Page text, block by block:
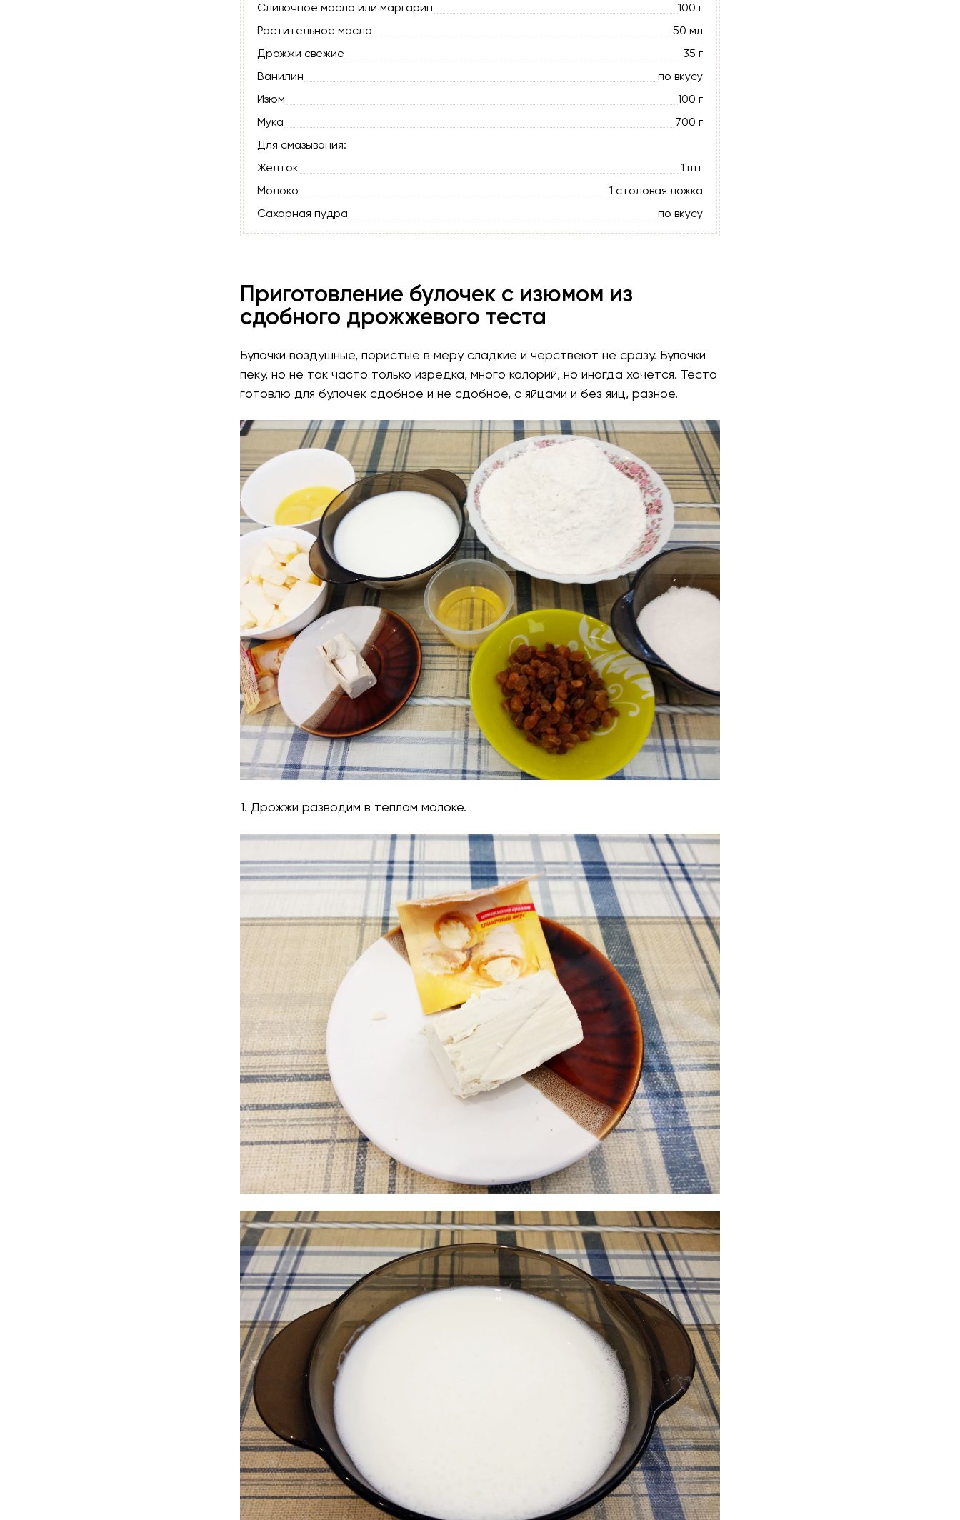
Сливочное масло или маргарин
100 г
Растительное масло
50 мл
Дрожжи свежие
35 г
Ванилин
по вкусу
Изюм
100 г
Мука
700 г
Для смазывания:
Желток
1 шт
Молоко
1 столовая ложка
Сахарная пудра
по вкусу
Приготовление булочек с изюмом из
сдобного дрожжевого теста
Булочки воздушные, пористые в меру сладкие и черствеют не сразу. Булочки
пеку, но не так часто только изредка, много калорий, но иногда хочется. Тесто
готовлю для булочек сдобное и не сдобное, с яйцами и без яиц, разное.
1. Дрожжи разводим в теплом молоке.